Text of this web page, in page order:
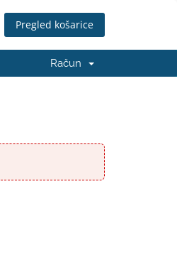
Pregled košarice
Račun